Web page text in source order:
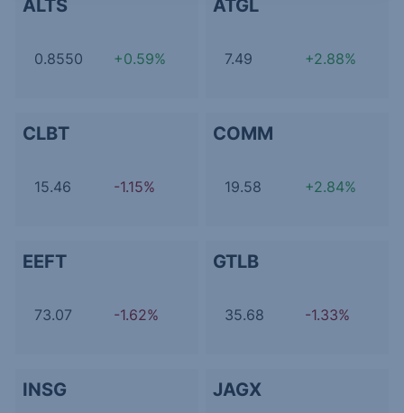
ALTS
0.8550 +0.59%
ATGL
7.49 +2.88%
CLBT
15.46 -1.15%
COMM
19.58 +2.84%
EEFT
73.07 -1.62%
GTLB
35.68 -1.33%
INSG JAGX